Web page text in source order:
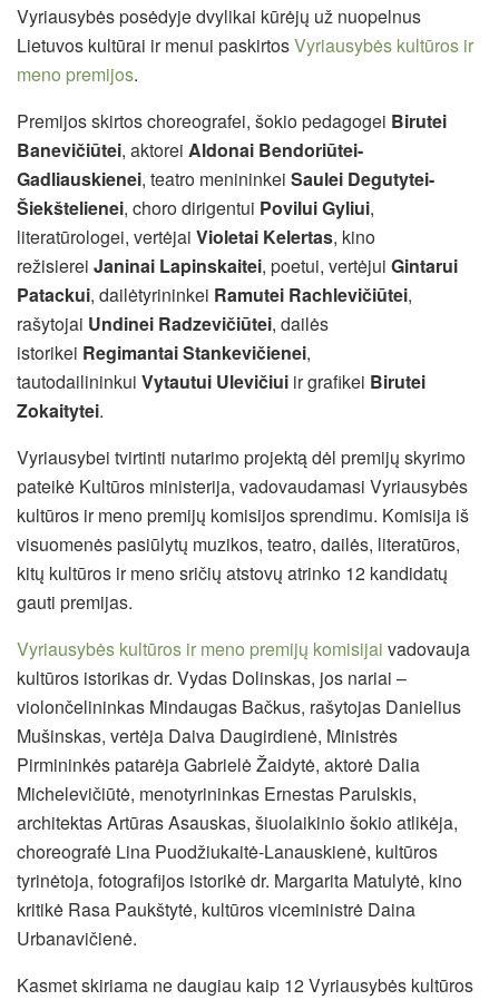
Vyriausybės posėdyje dvylikai kūrėjų už nuopelnus
Lietuvos kultūrai ir menui paskirtosVyriausybės kultūros ir
meno premijos.
Premijos skirtos choreografei, šokio pedagogei Birutei
Banevičiūtei, aktorei Aldonai Bendoriūtei-
Gadliauskienei, teatro menininkei Saulei Degutytei-
Šiekštelienei, choro dirigentui Povilui Gyliui,
literatūrologei, vertėjai Violetai Kelertas, kino
režisierei Janinai Lapinskaitei, poetui, vertėjui Gintarui
Patackui, dailėtyrininkei Ramutei Rachlevičiūtei,
rašytojai Undinei Radzevičiūtei, dailės
istorikei Regimantai Stankevičienei,
tautodailininkui Vytautui Ulevičiui ir grafikei Birutei
Zokaitytei.
Vyriausybei tvirtinti nutarimo projektą dėl premijų skyrimo
pateikė Kultūros ministerija, vadovaudamasi Vyriausybės
kultūros ir meno premijų komisijos sprendimu. Komisija iš
visuomenės pasiūlytų muzikos, teatro, dailės, literatūros,
kitų kultūros ir meno sričių atstovų atrinko 12 kandidatų
gauti premijas.
Vyriausybės kultūros ir meno premijų komisijai vadovauja
kultūros istorikas dr. Vydas Dolinskas, jos nariai –
violončelininkas Mindaugas Bačkus, rašytojas Danielius
Mušinskas, vertėja Daiva Daugirdienė, Ministrės
Pirmininkės patarėja Gabrielė Žaidytė, aktorė Dalia
Michelevičiūtė, menotyrininkas Ernestas Parulskis,
architektas Artūras Asauskas, šiuolaikinio šokio atlikėja,
choreografė Lina Puodžiukaitė-Lanauskienė, kultūros
tyrinėtoja, fotografijos istorikė dr. Margarita Matulytė, kino
kritikė Rasa Paukštytė, kultūros viceministrė Daina
Urbanavičienė.
Kasmet skiriama ne daugiau kaip 12 Vyriausybės kultūros